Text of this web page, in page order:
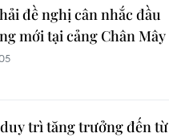
đề nghị cân nhắc đầu
mới tại cảng Chân Mây
trì tăng trưởng đến từ